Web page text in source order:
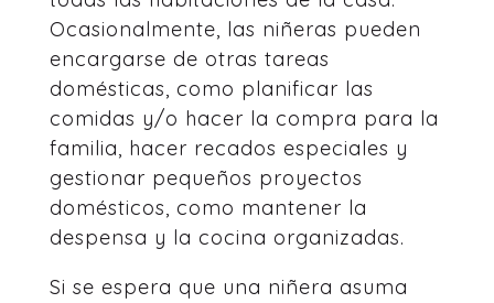
Ocasionalmente, las niñeras pueden
encargarse de otras tareas
domésticas, como planificar las
comidas y/o hacer la compra para la
familia, hacer recados especiales y
gestionar pequeños proyectos
domésticos, como mantener la
despensa y la cocina organizadas.
Si se espera que una niñera asuma